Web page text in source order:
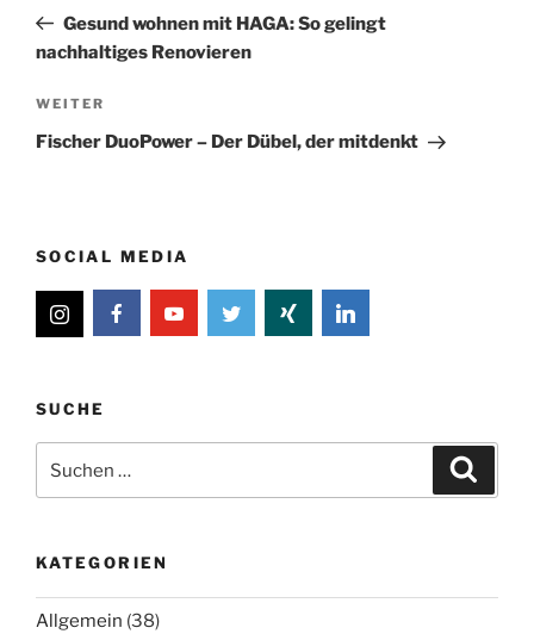
Beitrag
Gesund wohnen mit HAGA: So gelingt
nachhaltiges Renovieren
Nächster
Beitrag
WEITER
Fischer DuoPower – Der Dübel, der mitdenkt
SOCIAL MEDIA
SUCHE
nach:
KATEGORIEN
Allgemein (38)